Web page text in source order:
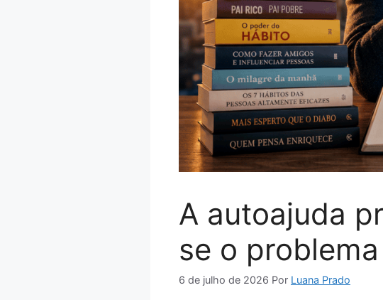
A autoajuda
se o
6 de julho de 2026 Por Luana Prado